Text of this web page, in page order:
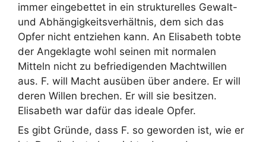
immer eingebettet in ein strukturelles Gewalt-
und Abhängigkeitsverhältnis, dem sich das
Opfer nicht entziehen kann. An Elisabeth tobte
der Angeklagte wohl seinen mit normalen
Mitteln nicht zu befriedigenden Machtwillen
aus. F. will Macht ausüben über andere. Er will
deren Willen brechen. Er will sie besitzen.
Elisabeth war dafür das ideale Opfer.
Es gibt Gründe, dass F. so geworden ist, wie er